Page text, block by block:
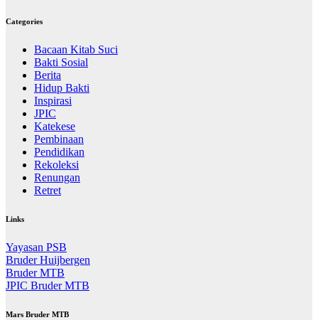
Categories
Bacaan Kitab Suci
Bakti Sosial
Berita
Hidup Bakti
Inspirasi
JPIC
Katekese
Pembinaan
Pendidikan
Rekoleksi
Renungan
Retret
Links
Yayasan PSB
Bruder Huijbergen
Bruder MTB
JPIC Bruder MTB
Mars Bruder MTB